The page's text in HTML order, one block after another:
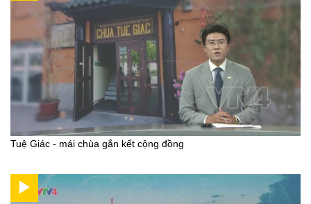
Tuệ Giác - mái chùa gắn kết cộng đồng